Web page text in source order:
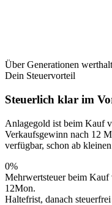
Über Generationen
Dein Steuervorteil
Steuerlich klar im
Anlagegold ist beim Kauf
Verkaufsgewinn nach 12
verfügbar, schon ab
0%
Mehrwertsteuer beim
12Mon.
Haltefrist, danach